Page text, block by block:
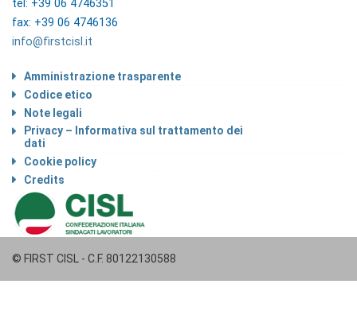
tel: +39 06 4746351
fax: +39 06 4746136
info@firstcisl.it
Amministrazione trasparente
Codice etico
Note legali
Privacy – Informativa sul trattamento dei
dati
Cookie policy
Credits
© FIRST CISL - C.F. 80122130588